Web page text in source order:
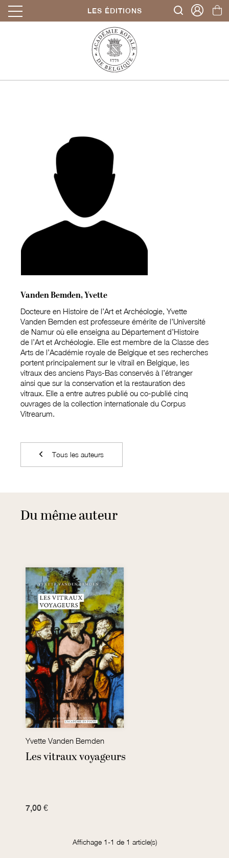
LES ÉDITIONS
Vanden Bemden, Yvette
Docteure en Histoire de l’Art et Archéologie, Yvette
Vanden Bemden est professeure émérite de l’Université
de Namur où elle enseigna au Département d’Histoire
de l’Art et Archéologie. Elle est membre de la Classe des
Arts de l’Académie royale de Belgique et ses recherches
portent principalement sur le vitrail en Belgique, les
vitraux des anciens Pays-Bas conservés à l’étranger
ainsi que sur la conservation et la restauration des
vitraux. Elle a entre autres publié ou co-publié cinq
ouvrages de la collection internationale du Corpus
Vitrearum.
Tous les auteurs
Du même auteur
Yvette Vanden Bemden
Les vitraux voyageurs
7,00 €
Affichage 1-1 de 1 article(s)